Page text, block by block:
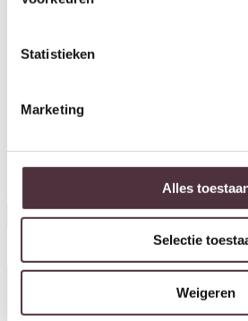
Livingfurn salontafel Brix Bottecino 45cm
Productinformatie